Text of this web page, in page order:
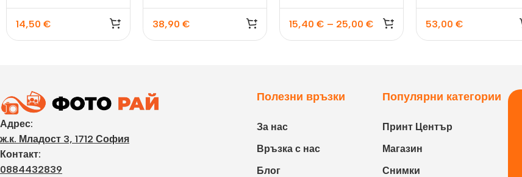
14,50 € 38,90 € 15,40 € – 25,00 € 53,00 €
Адрес:
ж.к. Младост 3, 1712 София
Контакт:
0884432839
Полезни връзки
За нас
Връзка с нас
Блог
Популярни категории
Принт Център
Магазин
Снимки